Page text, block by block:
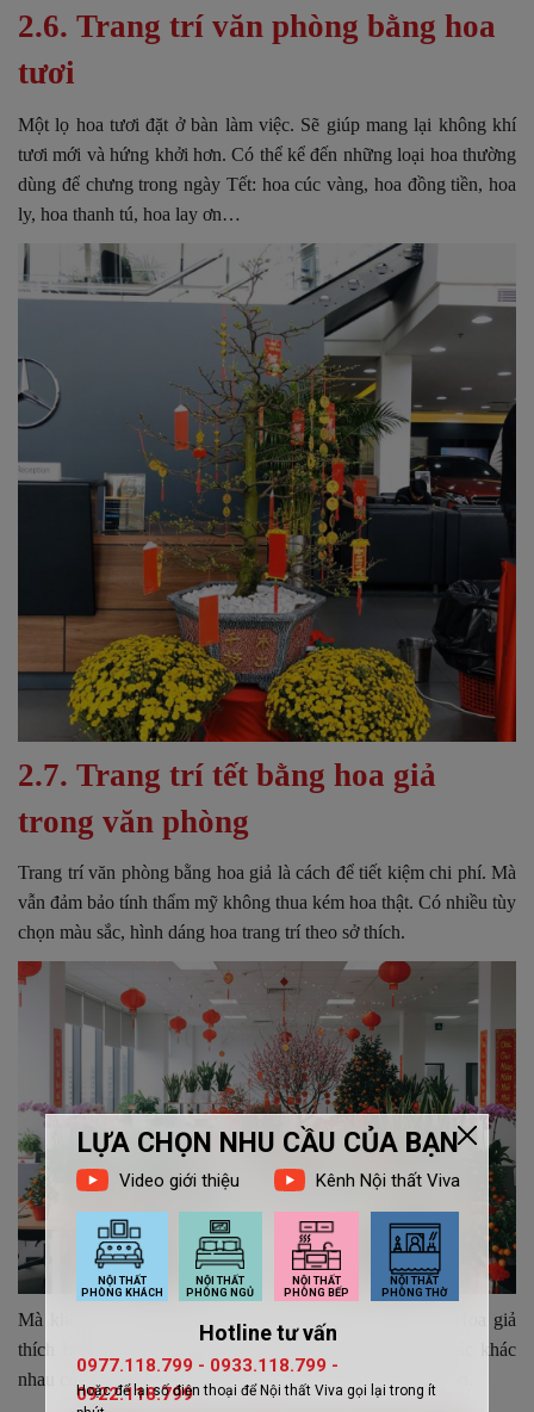
2.6. Trang trí văn phòng bằng hoa
tươi
Một lọ hoa tươi đặt ở bàn làm việc. Sẽ giúp mang lại không khí
tươi mới và hứng khởi hơn. Có thể kể đến những loại hoa thường
dùng để chưng trong ngày Tết: hoa cúc vàng, hoa đồng tiền, hoa
ly, hoa thanh tú, hoa lay ơn…
2.7. Trang trí tết bằng hoa giả
trong văn phòng
Trang trí văn phòng bằng hoa giả là cách để tiết kiệm chi phí. Mà
vẫn đảm bảo tính thẩm mỹ không thua kém hoa thật. Có nhiều tùy
chọn màu sắc, hình dáng hoa trang trí theo sở thích.
Mà không lo bị phai màu hay mất thời gian chăm sóc. Hoa giả
thích hợp gắn trên tường, để bàn, tiểu cảnh, các màu sắc khác
nhau có thể sáng tạo kết hợp lại và làm nó thêm bắt mắt hơn.